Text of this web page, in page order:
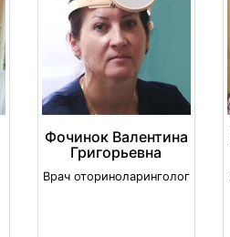
Фочинок Валентина
Григорьевна
Врач оториноларинголог